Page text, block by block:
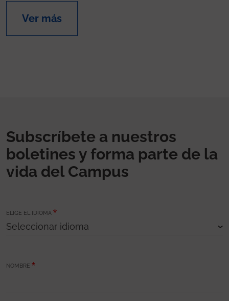
Ver más
Subscríbete a nuestros
boletines y forma parte de la
vida del Campus
ELIGE EL IDIOMA
NOMBRE